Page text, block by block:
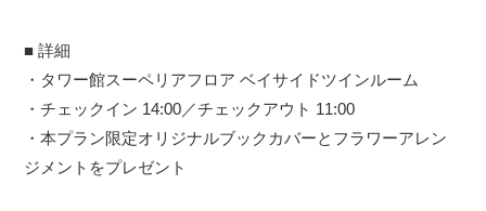
■ 詳細
・タワー館スーペリアフロア ベイサイドツインルーム
・チェックイン 14:00／チェックアウト 11:00
・本プラン限定オリジナルブックカバーとフラワーアレン
ジメントをプレゼント